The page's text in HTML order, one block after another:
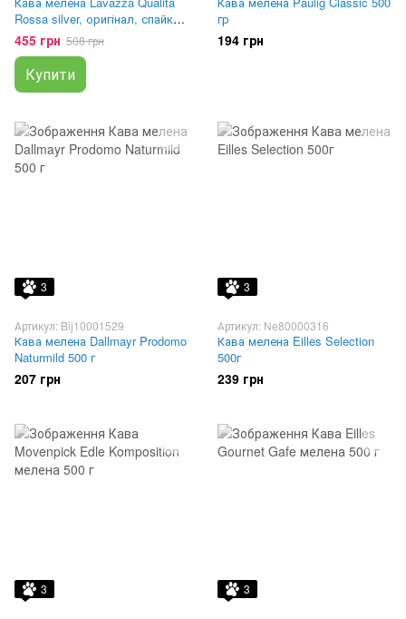
Rossa silver, оригінал, спайка
2 x 250 г
455 грн 508 грн
Купити
гр
194 грн
3
Артикул: Bij10001529
Кава мелена Dallmayr Prodomo
Naturmild 500 г
207 грн
3
Артикул: Ne80000316
Кава мелена Eilles Selection
500г
239 грн
3 3